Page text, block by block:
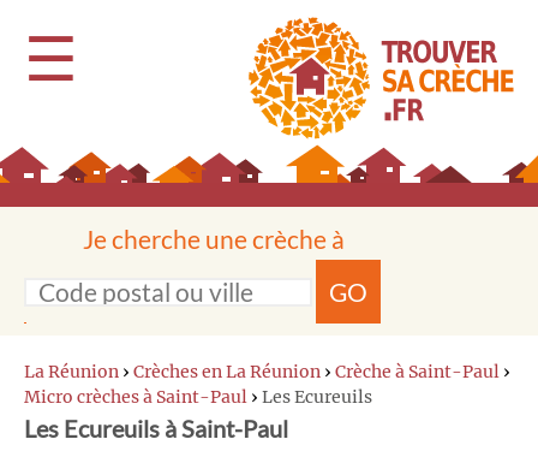
☰
Je cherche une crèche à
GO
La Réunion › Crèches en La Réunion › Crèche à Saint-Paul ›
Micro crèches à Saint-Paul › Les Ecureuils
Les Ecureuils à Saint-Paul